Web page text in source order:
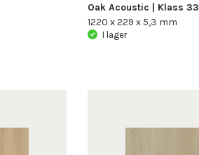
Oak Acoustic | Klass 33
1220 x 229 x 5,3 mm
I lager